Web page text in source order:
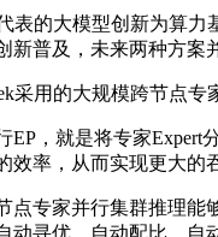
的大模型创新为算力
新普及，未来两种方案
用的大规模跨节点专
，就是将专家Expert分
效率，从而实现更大的
家并行集群推理能够